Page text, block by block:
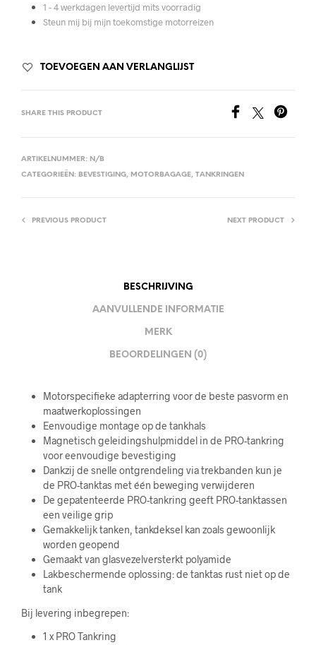
1 - 4 werkdagen levertijd mits voorradig
Steun mij bij mijn toekomstige motorreizen
TOEVOEGEN AAN VERLANGLIJST
SHARE THIS PRODUCT
ARTIKELNUMMER: N/B
CATEGORIEËN: BEVESTIGING, MOTORBAGAGE, TANKRINGEN
PREVIOUS PRODUCT NEXT PRODUCT
BESCHRIJVING
AANVULLENDE INFORMATIE
MERK
BEOORDELINGEN (0)
Motorspecifieke adapterring voor de beste pasvorm en
maatwerkoplossingen
Eenvoudige montage op de tankhals
Magnetisch geleidingshulpmiddel in de PRO-tankring
voor eenvoudige bevestiging
Dankzij de snelle ontgrendeling via trekbanden kun je
de PRO-tanktas met één beweging verwijderen
De gepatenteerde PRO-tankring geeft PRO-tanktassen
een veilige grip
Gemakkelijk tanken, tankdeksel kan zoals gewoonlijk
worden geopend
Gemaakt van glasvezelversterkt polyamide
Lakbeschermende oplossing: de tanktas rust niet op de
tank
Bij levering inbegrepen:
1 x PRO Tankring